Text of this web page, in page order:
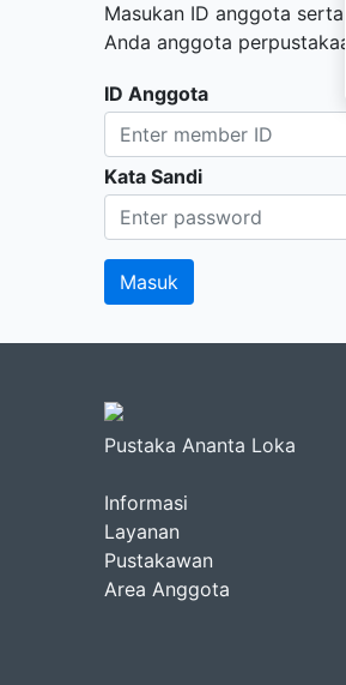
Masukan ID anggota
Anda anggota
ID Anggota
Kata Sandi
Pustaka Ananta Loka
Informasi
Layanan
Pustakawan
Area Anggota